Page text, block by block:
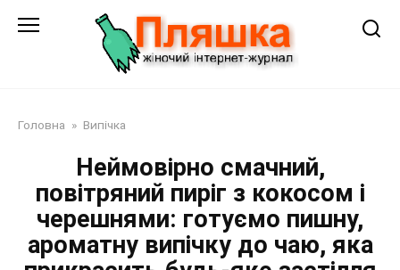
Головна » Випічка
Неймовірно смачний,
повітряний пиріг з кокосом і
черешнями: готуємо пишну,
ароматну випічку до чаю, яка